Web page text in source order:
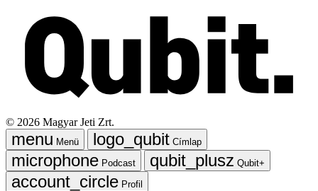
© 2026 Magyar Jeti Zrt.
Menü
Címlap
Podcast
Qubit+
Profil